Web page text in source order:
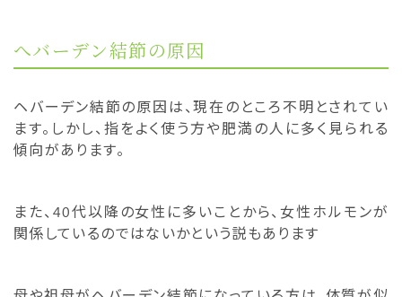
へバーデン結節の原因
ヘバーデン結節の原因は、現在のところ不明とされてい
ます。しかし、指をよく使う方や肥満の人に多く見られる
傾向があります。
また、40代以降の女性に多いことから、女性ホルモンが
関係しているのではないかという説もあります